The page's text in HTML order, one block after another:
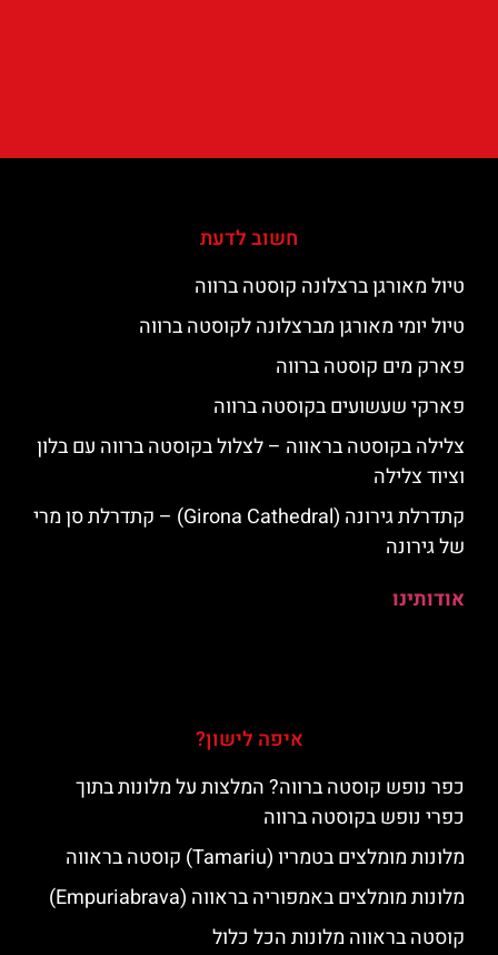
חשוב לדעת
טיול מאורגן ברצלונה קוסטה ברווה
טיול יומי מאורגן מברצלונה לקוסטה ברווה
פארק מים קוסטה ברווה
פארקי שעשועים בקוסטה ברווה
צלילה בקוסטה בראווה – לצלול בקוסטה ברווה עם בלון
וציוד צלילה
קתדרלת גירונה (Girona Cathedral) – קתדרלת סן מרי
של גירונה
אודותינו
איפה לישון?
כפר נופש קוסטה ברווה? המלצות על מלונות בתוך
כפרי נופש בקוסטה ברווה
מלונות מומלצים בטמריו (Tamariu) קוסטה בראווה
מלונות מומלצים באמפוריה בראווה (Empuriabrava)
קוסטה בראווה מלונות הכל כלול